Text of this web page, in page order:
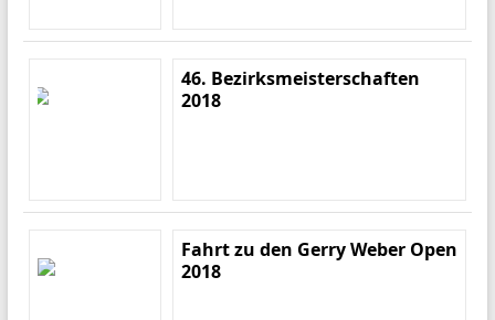
46. Bezirksmeisterschaften
2018
Fahrt zu den Gerry Weber Open
2018